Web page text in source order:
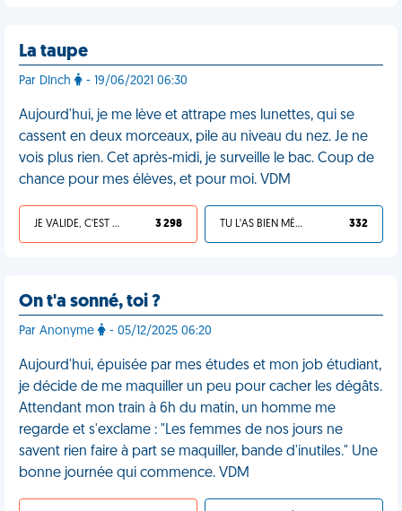
La taupe
Par DInch - 19/06/2021 06:30
Aujourd'hui, je me lève et attrape mes lunettes, qui se
cassent en deux morceaux, pile au niveau du nez. Je ne
vois plus rien. Cet après-midi, je surveille le bac. Coup de
chance pour mes élèves, et pour moi. VDM
JE VALIDE, C'EST UNE VDM 3 298 TU L'AS BIEN MÉRITÉ 332
On t'a sonné, toi ?
Par Anonyme - 05/12/2025 06:20
Aujourd'hui, épuisée par mes études et mon job étudiant,
je décide de me maquiller un peu pour cacher les dégâts.
Attendant mon train à 6h du matin, un homme me
regarde et s'exclame : "Les femmes de nos jours ne
savent rien faire à part se maquiller, bande d'inutiles." Une
bonne journée qui commence. VDM